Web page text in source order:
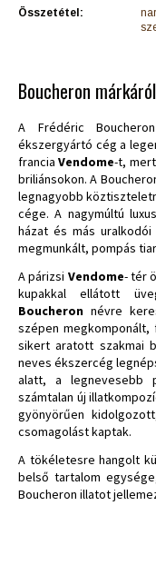
Összetétel:
Boucheron márkáról
A Frédéric
ékszergyártó cég a
franciaVendome-t,
briliánsokon. A
legnagyobb
cége. A nagymúltú
házat és más
megmunkált, pompás
A párizsi Vendome- tér
kupakkal ellátott
Boucheron névre
szépen megkomponált,
sikert aratott szakmai
neves ékszercég
alatt, a legnevesebb
számtalan új
gyönyörűen
csomagolást kaptak.
A tökéletesre hangolt
belső tartalom
Boucheron illatot